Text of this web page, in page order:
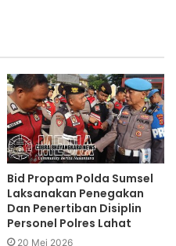
Bid Propam Polda Sumsel
Laksanakan Penegakan
Dan Penertiban Disiplin
Personel Polres Lahat
20 Mei 2026